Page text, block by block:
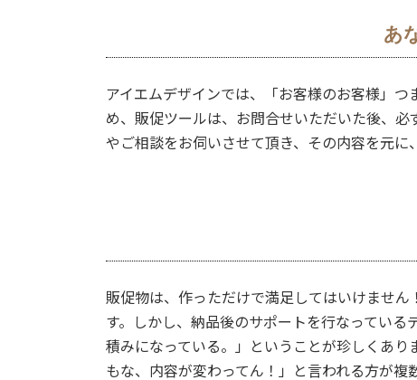
あ
アイエムデザインでは、「お客様のお客様」
め、販促ツールは、お問合せいただいた後、
やご相談をお伺いさせて頂き、その内容を元に
販促物は、作っただけで満足してはいけませ
す。しかし、納品後のサポートを行なってい
積みになっている。」ということが珍しくあ
もな、内容が変わってん！」と言われる方が